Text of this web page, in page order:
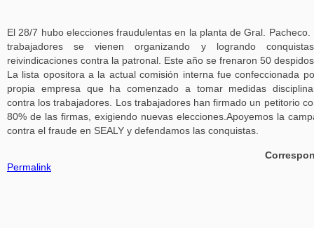
El 28/7 hubo elecciones fraudulentas en la planta de Gral. Pacheco.
trabajadores se vienen organizando y logrando
reivindicaciones contra la patronal. Este año se frenaron 50
La lista opositora a la actual comisión interna fue confeccionada
propia empresa que ha comenzado a tomar medidas
contra los trabajadores. Los trabajadores han firmado un petitorio
80% de las firmas, exigiendo nuevas elecciones.Apoyemos la
contra el fraude en SEALY y defendamos las conquistas.
Permalink